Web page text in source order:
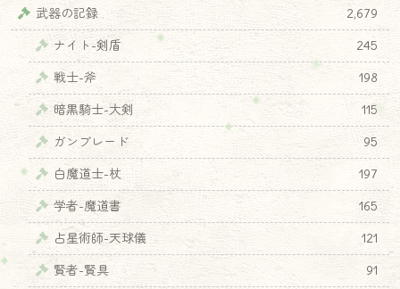
武器の記録
2,679
ナイト-剣盾
245
戦士-斧
198
暗黒騎士-大剣
115
ガンブレード
95
白魔道士-杖
197
学者-魔道書
165
占星術師-天球儀
121
賢者-賢具
91